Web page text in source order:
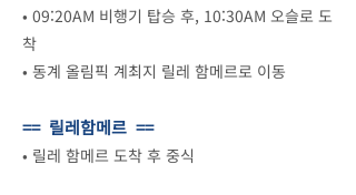
• 09:20AM 비행기 탑승 후, 10:30AM 오슬로 도
착
• 동계 올림픽 계최지 릴레 함메르로 이동
== 릴레함메르 ==
• 릴레 함메르 도착 후 중식